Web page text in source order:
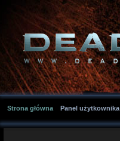
Strona główna Panel użytkownika